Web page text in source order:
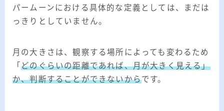
パームーンにおける具体的な定義としては、まだは
っきりとしていません。
月の大きさは、観察する場所によっても変わるため
「どのぐらいの距離であれば、月が大きく見える」
か、判断することができないからです。